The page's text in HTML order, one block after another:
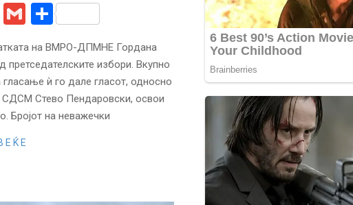
ViberGmailShare
на ВМРО-ДПМНЕ Гордана
избори. Вкупно
ѝ го дале гласот, односно
СДСМ Стево Пендаровски, освои
Бројот на неважечки